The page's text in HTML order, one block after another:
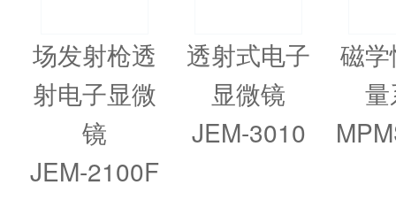
场发射枪透
射电子显微
镜
JEM-2100F
透射式电子
显微镜
JEM-3010
磁